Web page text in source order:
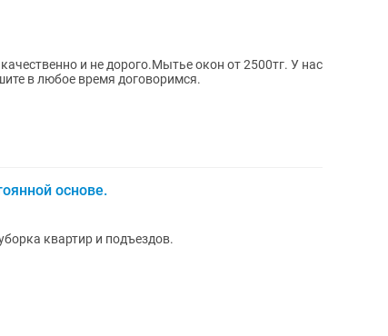
и не дорого.Мытье окон от 2500тг. У нас
в любое время договоримся.
основе.
квартир и подъездов.